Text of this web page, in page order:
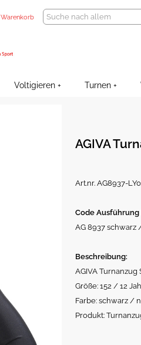
Warenkorb
Voltigieren Turnen
AGIVA
Art.nr. AG8937-
Code Ausführung
AG 8937 schwarz
Beschreibung:
AGIVA
Größe: 152 / 12
Farbe: schwarz /
Produkt: